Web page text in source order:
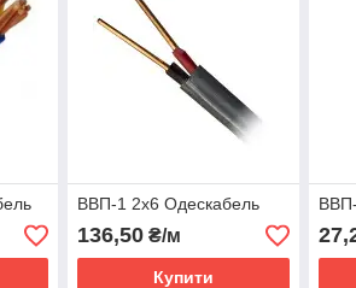
ВВП-1 2х6 Одескабель
136,50₴/м
Купити